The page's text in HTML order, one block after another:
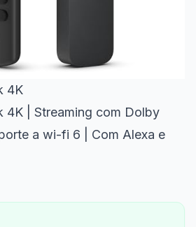
4K
4K | Streaming com Dolby
a wi-fi 6 | Com Alexa e